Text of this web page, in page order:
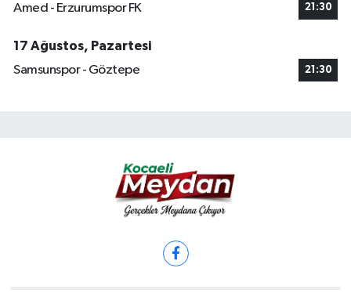
Amed - Erzurumspor FK 21:30
17 Ağustos, Pazartesi
Samsunspor - Göztepe
21:30